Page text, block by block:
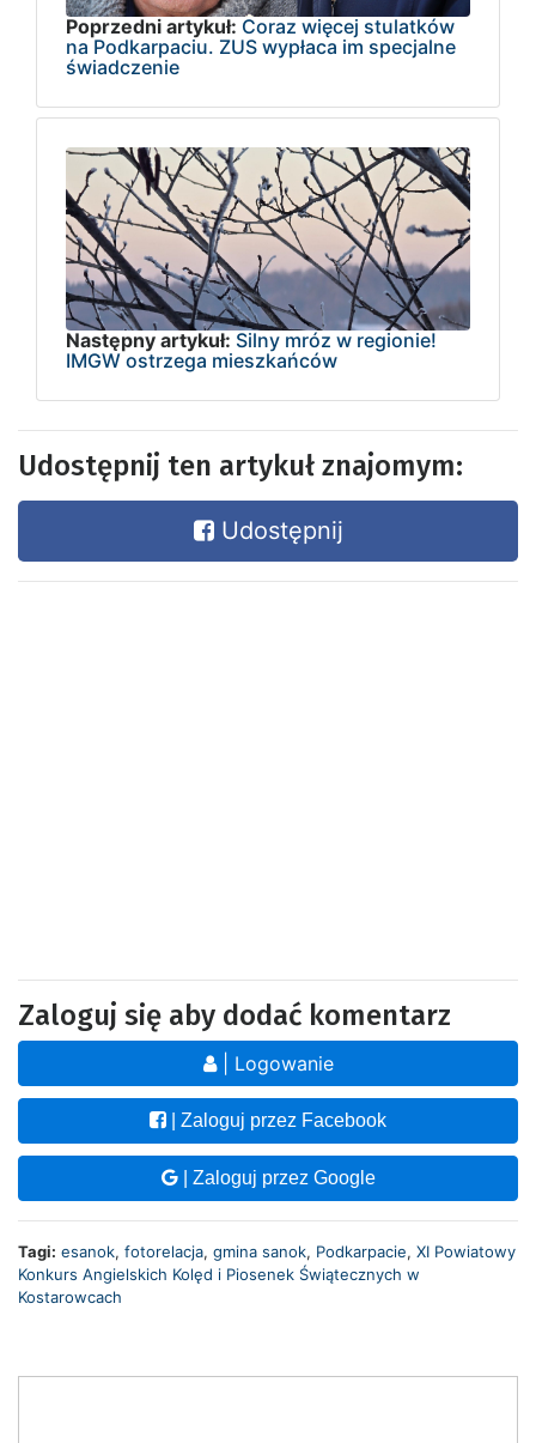
Poprzedni artykuł: Coraz więcej stulatków
na Podkarpaciu. ZUS wypłaca im specjalne
świadczenie
Następny artykuł: Silny mróz w regionie!
IMGW ostrzega mieszkańców
Udostępnij ten artykuł znajomym:
Udostępnij
Zaloguj się aby dodać komentarz
| Logowanie
| Zaloguj przez Facebook
| Zaloguj przez Google
Tagi: esanok, fotorelacja, gmina sanok, Podkarpacie, XI Powiatowy
Konkurs Angielskich Kolęd i Piosenek Świątecznych w
Kostarowcach